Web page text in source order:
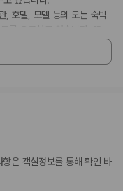
, 호텔, 모텔 등의 모든 숙박
여권을 복사하고 해당 복
청구할 수 있습니다(요금에
시세는 객실 요금에 따라 1
면제가 적용될 수 있습니
은 객실정보를 통해 확인 바